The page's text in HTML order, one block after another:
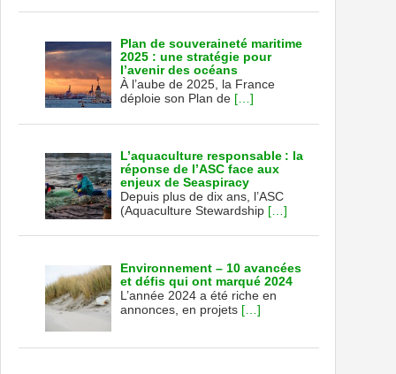
Plan de souveraineté maritime
2025 : une stratégie pour
l’avenir des océans
À l’aube de 2025, la France
déploie son Plan de […]
L’aquaculture responsable : la
réponse de l’ASC face aux
enjeux de Seaspiracy
Depuis plus de dix ans, l’ASC
(Aquaculture Stewardship […]
Environnement – 10 avancées
et défis qui ont marqué 2024
L’année 2024 a été riche en
annonces, en projets […]